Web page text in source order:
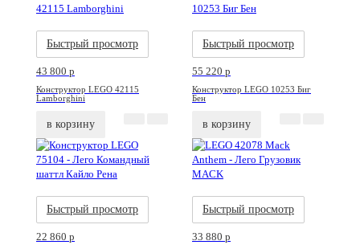
Быстрый просмотр
43 800 p
Конструктор LEGO 42115
Lamborghini
в корзину
Быстрый просмотр
55 220 p
Конструктор LEGO 10253 Биг
Бен
в корзину
Быстрый просмотр
22 860 p
Быстрый просмотр
33 880 p